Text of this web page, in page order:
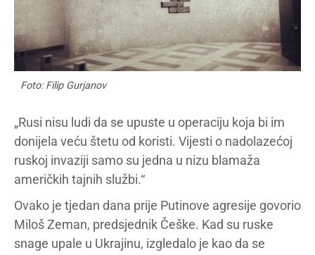
Foto: Filip Gurjanov
„Rusi nisu ludi da se upuste u operaciju koja bi im
donijela veću štetu od koristi. Vijesti o nadolazećoj
ruskoj invaziji samo su jedna u nizu blamaža
američkih tajnih službi.“
Ovako je tjedan dana prije Putinove agresije govorio
Miloš Zeman, predsjednik Češke. Kad su ruske
snage upale u Ukrajinu, izgledalo je kao da se